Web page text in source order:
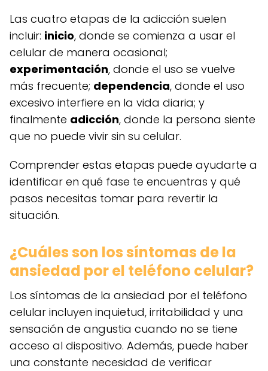
Las cuatro etapas de la adicción suelen
incluir: inicio, donde se comienza a usar el
celular de manera ocasional;
experimentación, donde el uso se vuelve
más frecuente; dependencia, donde el uso
excesivo interfiere en la vida diaria; y
finalmente adicción, donde la persona siente
que no puede vivir sin su celular.
Comprender estas etapas puede ayudarte a
identificar en qué fase te encuentras y qué
pasos necesitas tomar para revertir la
situación.
¿Cuáles son los síntomas de la
ansiedad por el teléfono celular?
Los síntomas de la ansiedad por el teléfono
celular incluyen inquietud, irritabilidad y una
sensación de angustia cuando no se tiene
acceso al dispositivo. Además, puede haber
una constante necesidad de verificar